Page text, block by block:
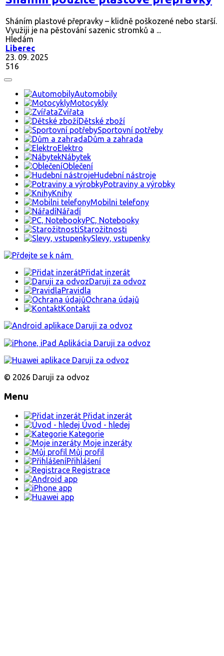
Sháním plastové přepravky – klidně poškozené nebo starší.
Využiji je na pěstování sazenic stromků a ...
Hledám
Liberec
23. 09. 2025
516
Automobily
Motocykly
Zvířata
Dětské zboží
Sportovní potřeby
Dům a zahrada
Elektro
Nábytek
Oblečení
Hudební nástroje
Potraviny a výrobky
Knihy
Mobilni telefony
Nářadí
PC, Notebooky
Starožitnosti
Slevy, vstupenky
Přidat inzerát
Daruji za odvoz
Pravidla
Ochrana údajů
Kontakt
© 2026 Daruji za odvoz
Menu
Přidat inzerát
Úvod - hledej
Kategorie
Moje inzeráty
Můj profil
Přihlášení
Registrace